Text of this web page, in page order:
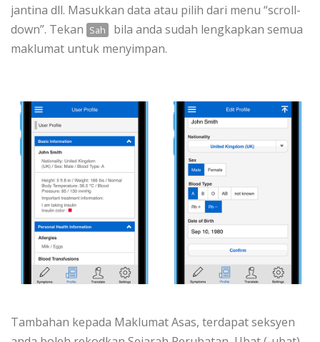
jantina dll. Masukkan data atau pilih dari menu “scroll-
down”. Tekan Sah
bila anda sudah lengkapkan semua
maklumat untuk menyimpan.
Tambahan kepada Maklumat Asas, terdapat seksyen